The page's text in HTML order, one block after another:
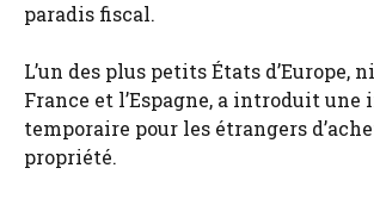
paradis fiscal.
L’un des plus petits États d’Europe,
France et l’Espagne, a introduit
temporaire pour les étrangers
propriété.